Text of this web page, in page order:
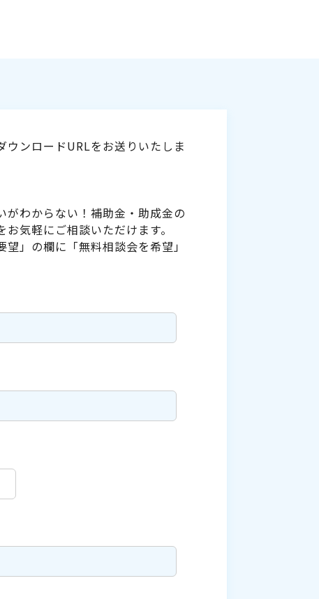
ウンロードURLをお送りいたしま
がわからない！補助金・助成金の
気軽にご相談いただけます。
」の欄に「無料相談会を希望」